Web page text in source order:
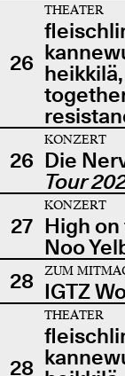
26
THEATER
26
KONZERT
Die
Tour
27
KONZERT
High on
Noo
28
ZUM
IGTZ
28
THEATER